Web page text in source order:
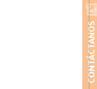
CONTÁCTANOS